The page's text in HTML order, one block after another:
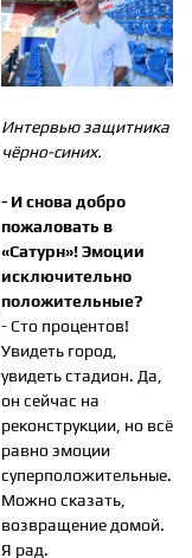
Интервью защитника
чёрно-синих.
- И снова добро
пожаловать в
«Сатурн»! Эмоции
исключительно
положительные?
- Сто процентов!
Увидеть город,
увидеть стадион. Да,
он сейчас на
реконструкции, но всё
равно эмоции
суперположительные.
Можно сказать,
возвращение домой.
Я рад.